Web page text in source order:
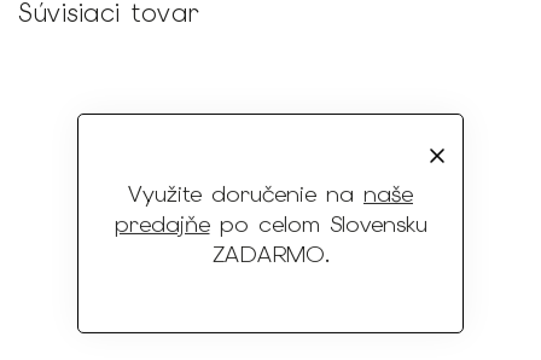
Využite doručenie na naše
predajňepo celom Slovensku
ZADARMO.
Súvisiaci tovar